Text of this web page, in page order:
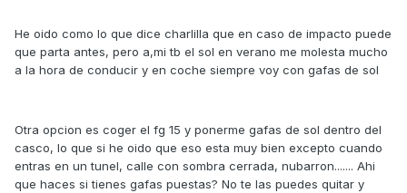
He oido como lo que dice charlilla que en caso de impacto puede
que parta antes, pero a,mi tb el sol en verano me molesta mucho
a la hora de conducir y en coche siempre voy con gafas de sol
Otra opcion es coger el fg 15 y ponerme gafas de sol dentro del
casco, lo que si he oido que eso esta muy bien excepto cuando
entras en un tunel, calle con sombra cerrada, nubarron....... Ahi
que haces si tienes gafas puestas? No te las puedes quitar y